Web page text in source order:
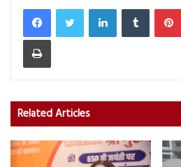
LinkedInTumblr
Print
Related Articles